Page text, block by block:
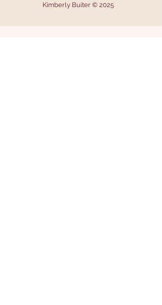
Kimberly Buiter © 2025